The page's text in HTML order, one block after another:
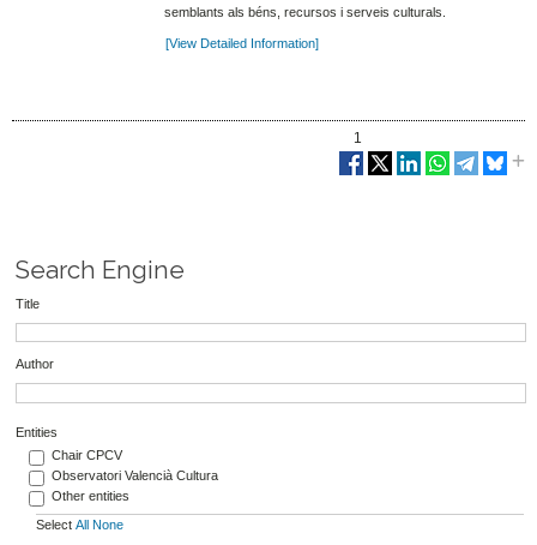
semblants als béns, recursos i serveis culturals.
[View Detailed Information]
1
Search Engine
Title
Author
Entities
Chair CPCV
Observatori Valencià Cultura
Other entities
Select All None